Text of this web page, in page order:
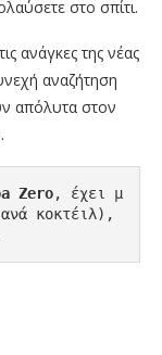
στο σπίτι.
ανάγκες της νέας
αναζήτηση
απόλυτα στον
Zero, έχει μ
κοκτέιλ),